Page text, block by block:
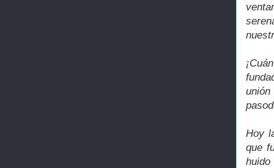
Hoy
que